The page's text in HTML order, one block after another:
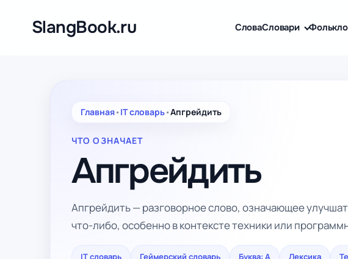
содержимомуSlangBook.ru СловаСловари
Главная• IT словарь•Апгрейдить
ЧТО ОЗНАЧАЕТ
Апгрейдить
Апгрейдить — разговорное слово, означающее
что-либо, особенно в контексте техники или
IT словарь Геймерский словарь Буква: А Лексика